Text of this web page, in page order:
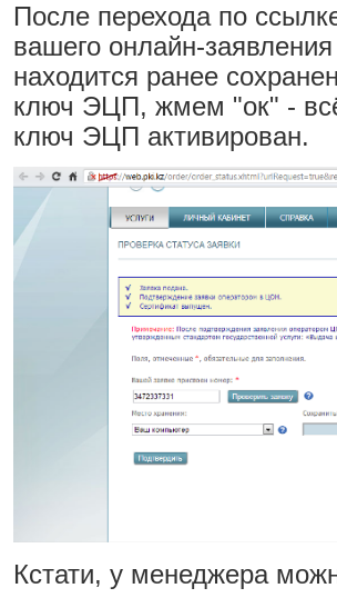
После перехода по
вашего онлайн-
находится ранее
ключ ЭЦП, жмем "ок" -
ключ ЭЦП активирован.
Кстати, у менеджера